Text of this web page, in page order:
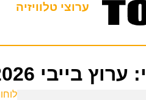
ערוצי טלוויזיה
06-06-2026